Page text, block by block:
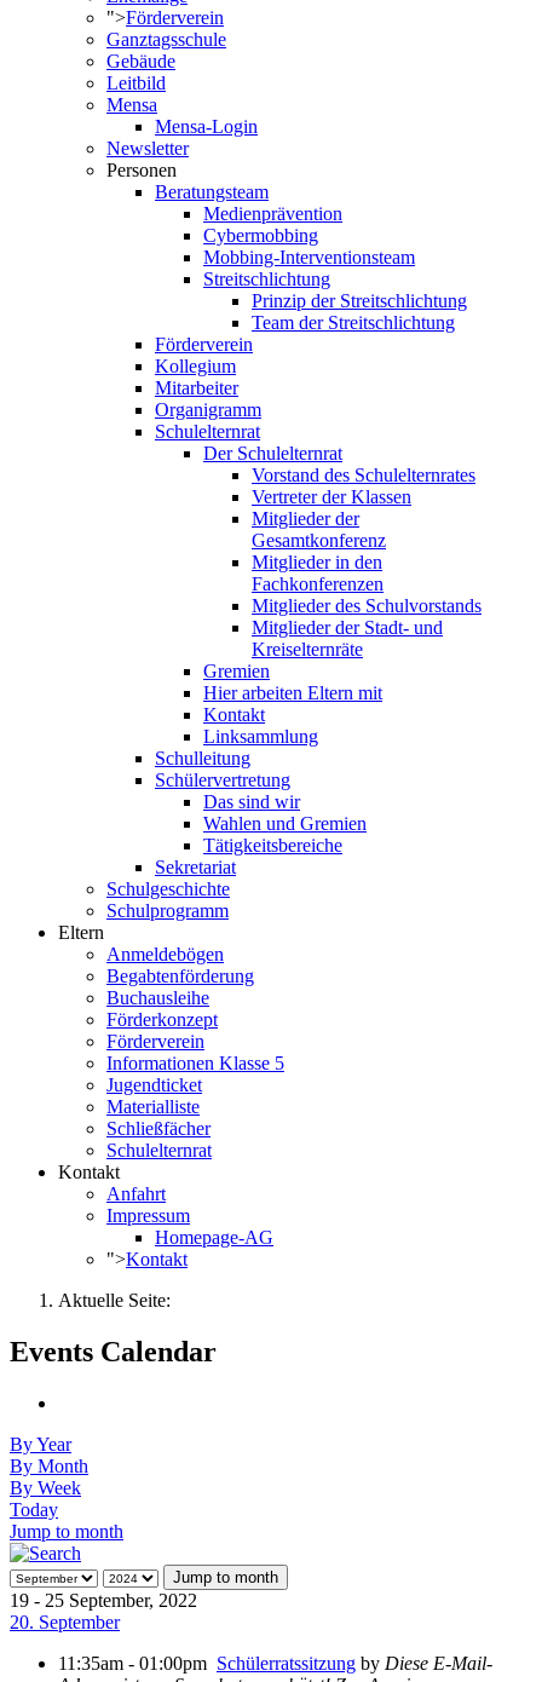
">Förderverein
Ganztagsschule
Gebäude
Leitbild
Mensa
Mensa-Login
Newsletter
Personen
Beratungsteam
Medienprävention
Cybermobbing
Mobbing-Interventionsteam
Streitschlichtung
Prinzip der Streitschlichtung
Team der Streitschlichtung
Förderverein
Kollegium
Mitarbeiter
Organigramm
Schulelternrat
Der Schulelternrat
Vorstand des Schulelternrates
Vertreter der Klassen
Mitglieder der
Gesamtkonferenz
Mitglieder in den
Fachkonferenzen
Mitglieder des Schulvorstands
Mitglieder der Stadt- und
Kreiselternräte
Gremien
Hier arbeiten Eltern mit
Kontakt
Linksammlung
Schulleitung
Schülervertretung
Das sind wir
Wahlen und Gremien
Tätigkeitsbereiche
Sekretariat
Schulgeschichte
Schulprogramm
Eltern
Anmeldebögen
Begabtenförderung
Buchausleihe
Förderkonzept
Förderverein
Informationen Klasse 5
Jugendticket
Materialliste
Schließfächer
Schulelternrat
Kontakt
Anfahrt
Impressum
Homepage-AG
">Kontakt
Aktuelle Seite:
Events Calendar
By Year
By Month
By Week
Today
Jump to month
Jump to month
19 - 25 September, 2022
20. September
11:35am - 01:00pm Schülerratssitzung by Diese E-Mail-